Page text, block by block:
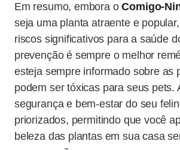
Em resumo, embora oComigo-
seja uma planta atraente e
riscos significativos para a saúde
prevenção é sempre o melhor
esteja sempre informado sobre as
podem ser tóxicas para seus pets.
segurança e bem-estar do seu
priorizados, permitindo que você
beleza das plantas em sua casa